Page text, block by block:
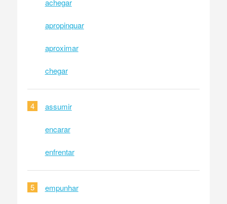
apropinquar
aproximar
chegar
4 assumir
encarar
enfrentar
5 empunhar